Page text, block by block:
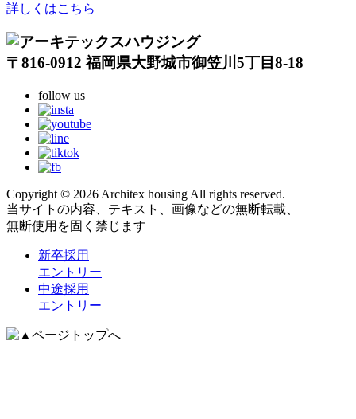
詳しくはこちら
〒816-0912 福岡県大野城市御笠川5丁目8-18
follow us
Copyright © 2026 Architex housing All rights reserved.
当サイトの内容、テキスト、画像などの無断転載、
無断使用を固く禁じます
新卒採用
エントリー
中途採用
エントリー